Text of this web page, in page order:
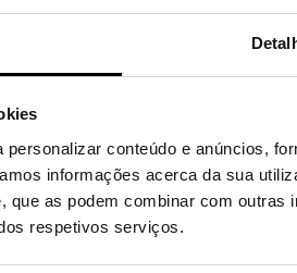
personalizar conteúdo e anúncios,
informações acerca da sua
que as podem combinar com
respetivos serviços.
Vidros brilhantes
Basta vaporizar a
dissolver a sujidade e